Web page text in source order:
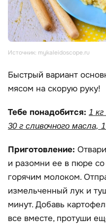
Источник: mykaleidoscope.ru
Быстрый вариант
мясом на скорую руку!
Тебе понадобится: 1
30 г сливочного масла,
Приготовление:
и разомни ее в пюре
горячим молоком.
измельченный лук и
минут. Добавь
все вместе, протуши